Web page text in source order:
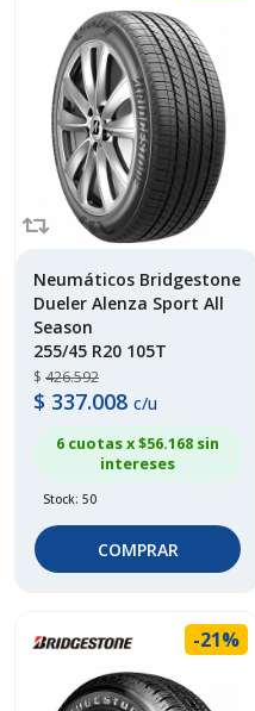
Neumáticos Bridgestone
Dueler Alenza Sport All
Season
255/45 R20 105T
$ 426.592
$ 337.008 c/u
6 cuotas x $56.168 sin
intereses
Stock: 50
COMPRAR
-21%